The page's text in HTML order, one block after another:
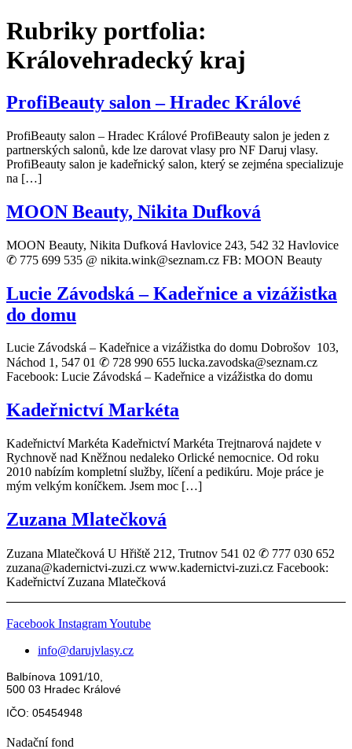
Rubriky portfolia:
Královehradecký kraj
ProfiBeauty salon – Hradec Králové
ProfiBeauty salon – Hradec Králové ProfiBeauty salon je jeden z
partnerských salonů, kde lze darovat vlasy pro NF Daruj vlasy.
ProfiBeauty salon je kadeřnický salon, který se zejména specializuje
na […]
MOON Beauty, Nikita Dufková
MOON Beauty, Nikita Dufková Havlovice 243, 542 32 Havlovice
✆ 775 699 535 @ nikita.wink@seznam.cz FB: MOON Beauty
Lucie Závodská – Kadeřnice a vizážistka
do domu
Lucie Závodská – Kadeřnice a vizážistka do domu Dobrošov 103,
Náchod 1, 547 01 ✆ 728 990 655 lucka.zavodska@seznam.cz
Facebook: Lucie Závodská – Kadeřnice a vizážistka do domu
Kadeřnictví Markéta
Kadeřnictví Markéta Kadeřnictví Markéta Trejtnarová najdete v
Rychnově nad Kněžnou nedaleko Orlické nemocnice. Od roku
2010 nabízím kompletní služby, líčení a pedikúru. Moje práce je
mým velkým koníčkem. Jsem moc […]
Zuzana Mlatečková
Zuzana Mlatečková U Hřiště 212, Trutnov 541 02 ✆ 777 030 652
zuzana@kadernictvi-zuzi.cz www.kadernictvi-zuzi.cz Facebook:
Kadeřnictví Zuzana Mlatečková
Facebook InstagramYoutube
info@darujvlasy.cz
Balbínova 1091/10,
500 03 Hradec Králové
IČO: 05454948
Nadační fond